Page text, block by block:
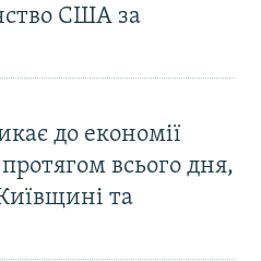
США за
до економії
всього дня,
та